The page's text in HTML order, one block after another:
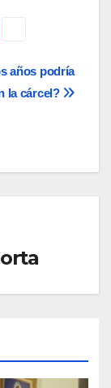
años podría
la cárcel?